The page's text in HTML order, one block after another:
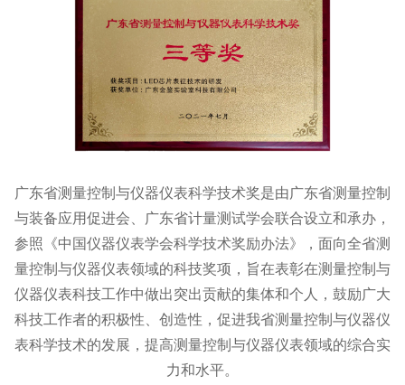
广东省测量控制与仪器仪表科学技术奖是由广东省测量控制
与装备应用促进会、广东省计量测试学会联合设立和承办，
参照《中国仪器仪表学会科学技术奖励办法》，面向全省测
量控制与仪器仪表领域的科技奖项，旨在表彰在测量控制与
仪器仪表科技工作中做出突出贡献的集体和个人，鼓励广大
科技工作者的积极性、创造性，促进我省测量控制与仪器仪
表科学技术的发展，提高测量控制与仪器仪表领域的综合实
力和水平。